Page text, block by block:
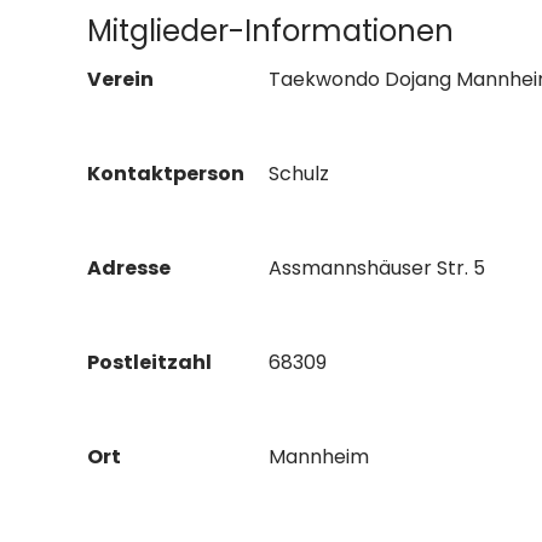
Mitglieder-Informationen
Verein Taekwondo Dojang
Kontaktperson Schulz
Adresse Assmannshäuser Str. 5
Postleitzahl 68309
Ort Mannheim